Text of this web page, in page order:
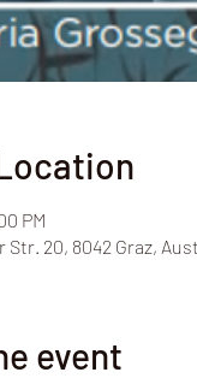
PM
Str. 20, 8042 Graz,
event